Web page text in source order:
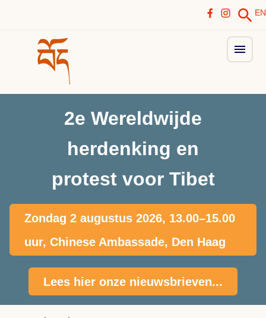
EN
2e Wereldwijde
herdenking en
protest voor Tibet
Zondag 2 augustus 2026, 13.00–15.00
uur, Chinese Ambassade, Den Haag
Lees hier onze nieuwsbrieven...